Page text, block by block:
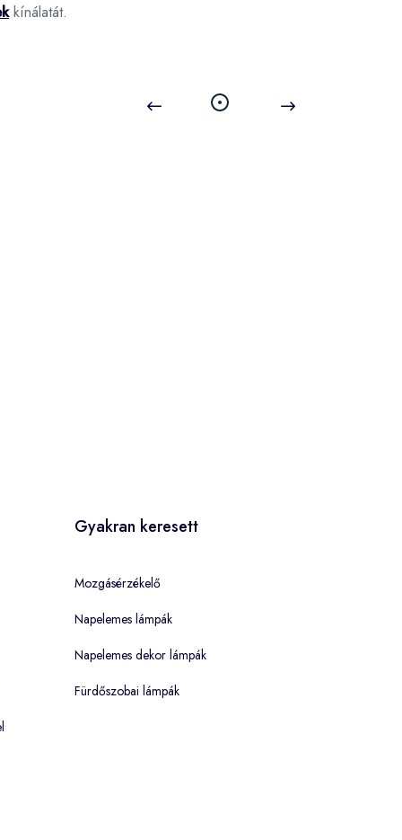
kínálatát.
Gyakran keresett
Mozgásérzékelő
Napelemes lámpák
Napelemes dekor lámpák
Fürdőszobai lámpák